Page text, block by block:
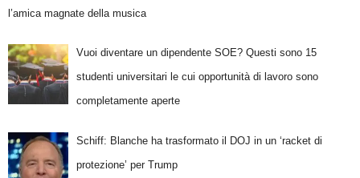
l’amica magnate della musica
Vuoi diventare un dipendente SOE? Questi sono 15
studenti universitari le cui opportunità di lavoro sono
completamente aperte
Schiff: Blanche ha trasformato il DOJ in un ‘racket di
protezione’ per Trump